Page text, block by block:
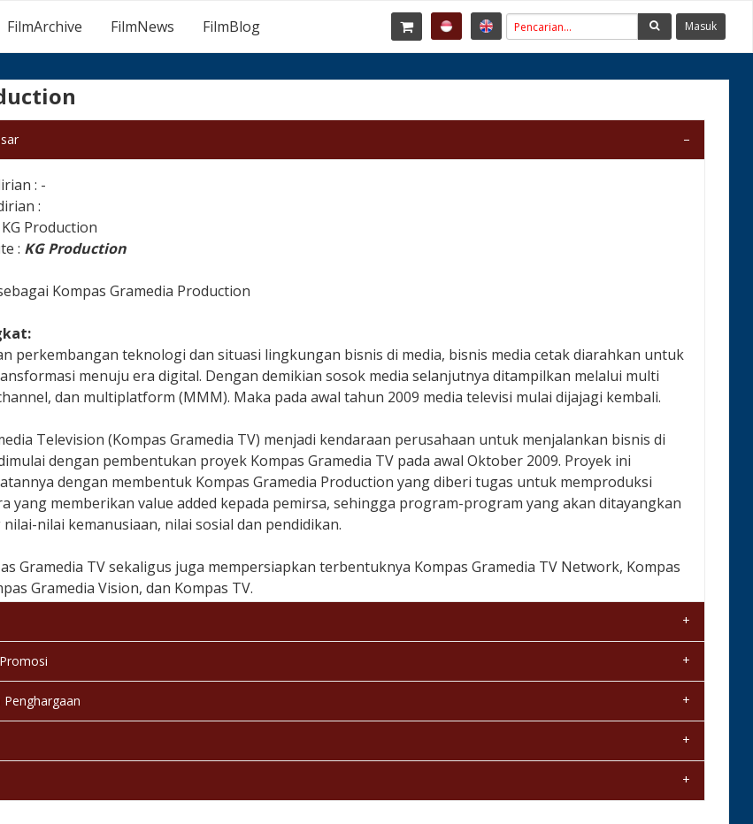
FilmArchive FilmNews FilmBlog Masuk
: -
:
Production
: KG Production
Kompas Gramedia Production
perkembangan teknologi dan situasi lingkungan bisnis di media, bisnis media cetak diarahkan untuk
menuju era digital. Dengan demikian sosok media selanjutnya ditampilkan melalui multi
dan multiplatform (MMM). Maka pada awal tahun 2009 media televisi mulai dijajagi kembali.
Television (Kompas Gramedia TV) menjadi kendaraan perusahaan untuk menjalankan bisnis di
dengan pembentukan proyek Kompas Gramedia TV pada awal Oktober 2009. Proyek ini
dengan membentuk Kompas Gramedia Production yang diberi tugas untuk memproduksi
yang memberikan value added kepada pemirsa, sehingga program-program yang akan ditayangkan
nilai kemanusiaan, nilai sosial dan pendidikan.
Gramedia TV sekaligus juga mempersiapkan terbentuknya Kompas Gramedia TV Network, Kompas
Gramedia Vision, dan Kompas TV.